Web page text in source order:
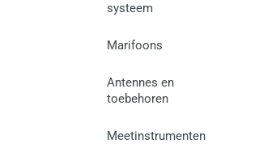
systeem
Marifoons
Antennes en
toebehoren
Meetinstrumenten